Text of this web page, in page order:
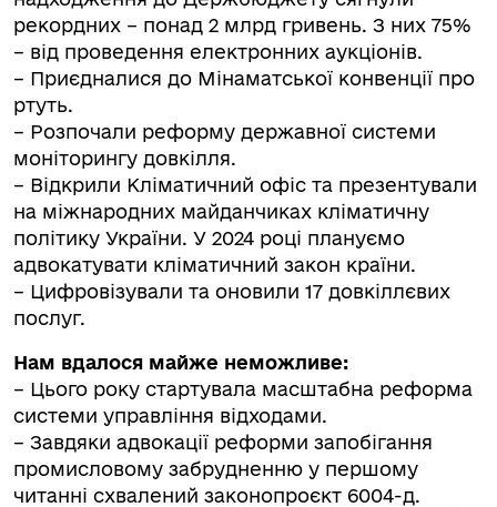
рекордних – понад 2 млрд гривень. З них 75%
– від проведення електронних аукціонів.
– Приєдналися до Мінаматської конвенції про
ртуть.
– Розпочали реформу державної системи
моніторингу довкілля.
– Відкрили Кліматичний офіс та презентували
на міжнародних майданчиках кліматичну
політику України. У 2024 році плануємо
адвокатувати кліматичний закон країни.
– Цифровізували та оновили 17 довкіллєвих
послуг.
Нам вдалося майже неможливе:
– Цього року стартувала масштабна реформа
системи управління відходами.
– Завдяки адвокації реформи запобігання
промисловому забрудненню у першому
читанні схвалений законопроєкт 6004-д.